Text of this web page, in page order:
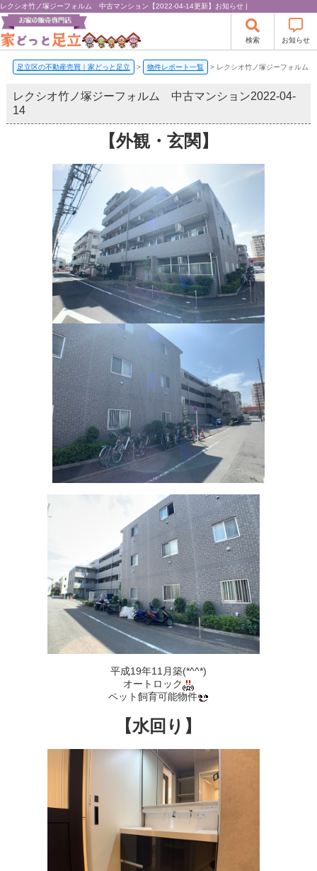
レクシオ竹ノ塚ジーフォルム 中古マンション【2022-04-14更新】お知らせ |
検索 お知らせ
足立区の不動産売買｜家どっと足立 > 物件レポート一覧 > レクシオ竹ノ塚ジーフォルム
レクシオ竹ノ塚ジーフォルム 中古マンション2022-04-
14
【外観・玄関】
平成19年11月築(*^^*)
オートロック
ペット飼育可能物件
【水回り】